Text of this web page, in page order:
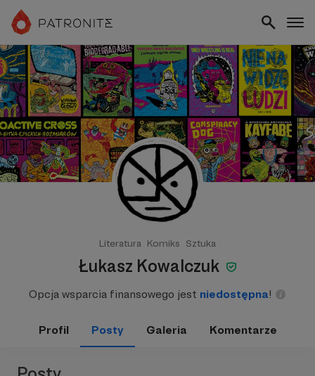
Literatura Komiks Sztuka
Łukasz Kowalczuk
Opcja wsparcia finansowego jest niedostępna!
Profil Posty Galeria Komentarze